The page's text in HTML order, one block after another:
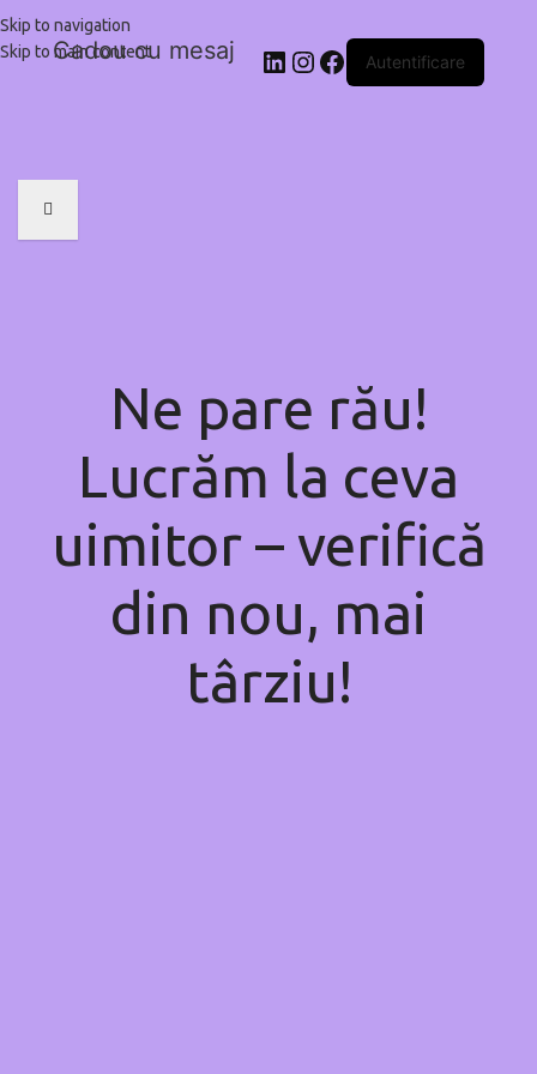
Skip to navigation
Skip to main content
Cadou cu mesaj Autentificare
Ne pare rău!
Lucrăm la ceva
uimitor – verifică
din nou, mai
târziu!